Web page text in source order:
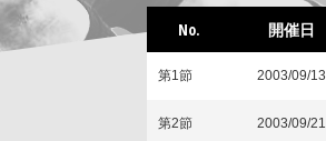
No. 開催日
第1節 2003/09/13
第2節 2003/09/21